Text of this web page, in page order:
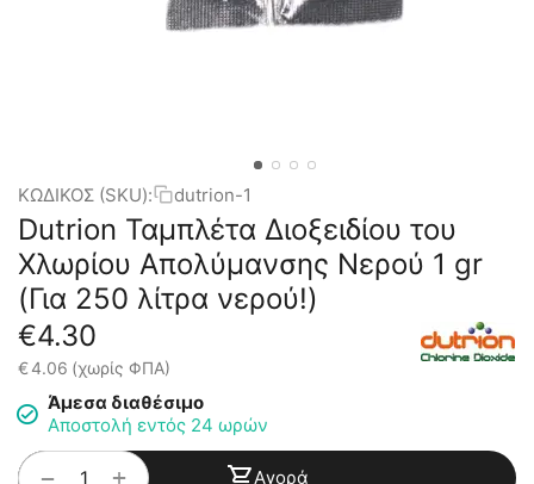
ΚΩΔΙΚΟΣ (SKU): dutrion-1
Dutrion Ταμπλέτα Διοξειδίου του
Χλωρίου Απολύμανσης Νερού 1 gr
(Για 250 λίτρα νερού!)
€4.30
€4.06 (χωρίς ΦΠΑ)
Άμεσα διαθέσιμο
Αποστολή εντός 24 ωρών
+
− Αγορά